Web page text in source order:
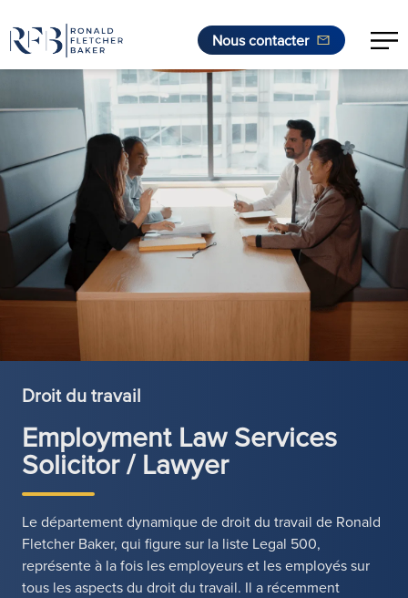
Aller au contenu
Nous contacter
Droit du travail
Employment Law Services
Solicitor / Lawyer
Le département dynamique de droit du travail de Ronald
Fletcher Baker, qui figure sur la liste Legal 500,
représente à la fois les employeurs et les employés sur
tous les aspects du droit du travail. Il a récemment